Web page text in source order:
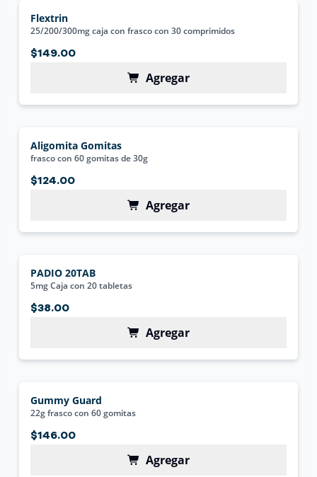
Flextrin
25/200/300mg caja con frasco con 30 comprimidos
$149.00
Agregar
Aligomita Gomitas
frasco con 60 gomitas de 30g
$124.00
Agregar
PADIO 20TAB
5mg Caja con 20 tabletas
$38.00
Agregar
Gummy Guard
22g frasco con 60 gomitas
$146.00
Agregar